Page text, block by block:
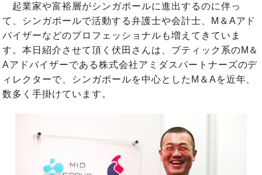
起業家や富裕層がシンガポールに進出するのに伴っ
て、シンガポールで活動する弁護士や会計士、M＆Aアド
バイザーなどのプロフェッショナルも増えてきていま
す。本日紹介させて頂く伏田さんは、ブティック系のM＆
Aアドバイザーである株式会社アミダスパートナーズのデ
ィレクターで、シンガポールを中心としたM＆Aを近年、
数多く手掛けています。